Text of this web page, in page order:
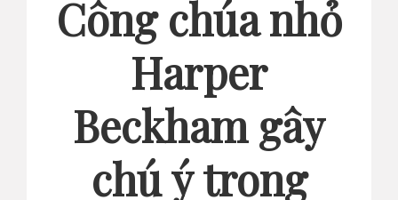
Công chúa nhỏ
Harper
Beckham gây
chú ý trong